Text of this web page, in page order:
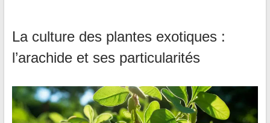
La culture des plantes exotiques :
l’arachide et ses particularités